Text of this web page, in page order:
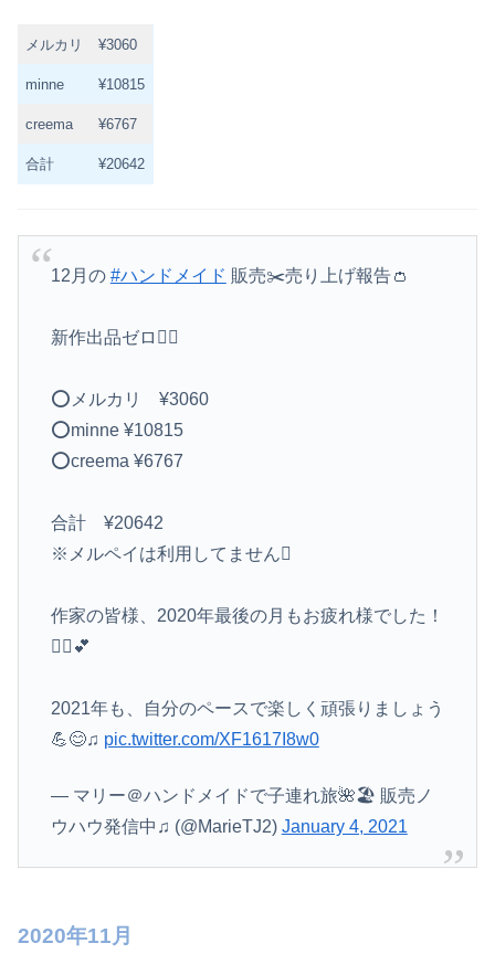
メルカリ ¥3060
minne ¥10815
creema ¥6767
合計 ¥20642
12月の #ハンドメイド 販売✂️売り上げ報告👛
新作出品ゼロ🙆‍♀️
⭕️メルカリ ¥3060
⭕️minne ¥10815
⭕️creema ¥6767
合計 ¥20642
※メルペイは利用してません
作家の皆様、2020年最後の月もお疲れ様でした！
🙇‍♀️💕
2021年も、自分のペースで楽しく頑張りましょう
💪😊♫ pic.twitter.com/XF1617I8w0
— マリー＠ハンドメイドで子連れ旅🌺🏖 販売ノ
ウハウ発信中♫ (@MarieTJ2) January 4, 2021
2020年11月